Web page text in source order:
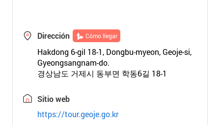
Dirección Cómo llegar
Hakdong 6-gil 18-1, Dongbu-myeon, Geoje-si,
Gyeongsangnam-do.
경상남도 거제시 동부면 학동6길 18-1
Sitio web
https://tour.geoje.go.kr